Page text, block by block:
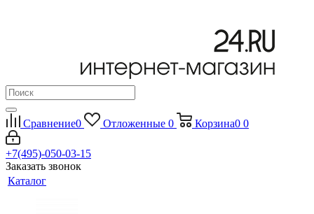
Сравнение0 Отложенные 0 Корзина0 0
+7(495)-050-03-15
Заказать звонок
Каталог